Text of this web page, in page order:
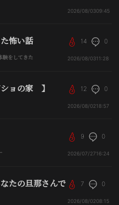
2026/08/0309:45
怖い話
験をしてきた
14 0
2026/08/0311:28
ョの家 】 12 0
2026/08/0218:57
9 0
2026/07/2716:24
たの旦那さんで 7 0
2026/08/0208:15